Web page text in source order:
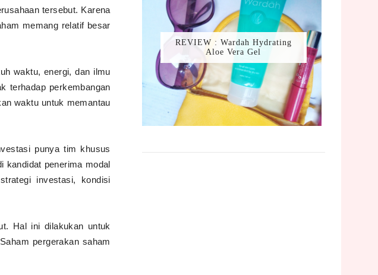
tersebut. Karena
memang relatif besar
waktu, energi, dan ilmu
terhadap perkembangan
waktu untuk memantau
punya tim khusus
kandidat penerima modal
investasi, kondisi
Hal ini dilakukan untuk
pergerakan saham
REVIEW : Wardah Hydrating
Aloe Vera Gel